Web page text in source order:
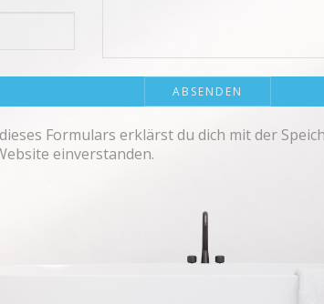
Formulars erklärst du dich mit der
einverstanden.